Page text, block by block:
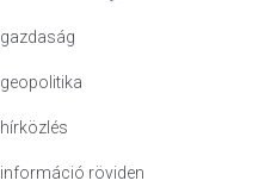
gazdaság
geopolitika
hírközlés
információ röviden